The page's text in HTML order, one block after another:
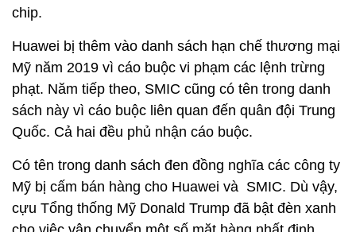
chip.
Huawei bị thêm vào danh sách hạn chế thương mại
Mỹ năm 2019 vì cáo buộc vi phạm các lệnh trừng
phạt. Năm tiếp theo, SMIC cũng có tên trong danh
sách này vì cáo buộc liên quan đến quân đội Trung
Quốc. Cả hai đều phủ nhận cáo buộc.
Có tên trong danh sách đen đồng nghĩa các công ty
Mỹ bị cấm bán hàng cho Huawei và SMIC. Dù vậy,
cựu Tổng thống Mỹ Donald Trump đã bật đèn xanh